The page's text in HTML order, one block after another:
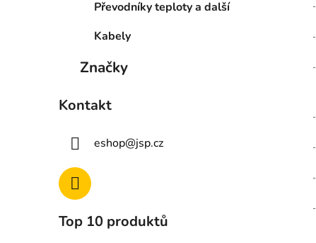
Převodníky teploty a další
Kabely
Značky
Kontakt
eshop@jsp.cz
Top 10 produktů